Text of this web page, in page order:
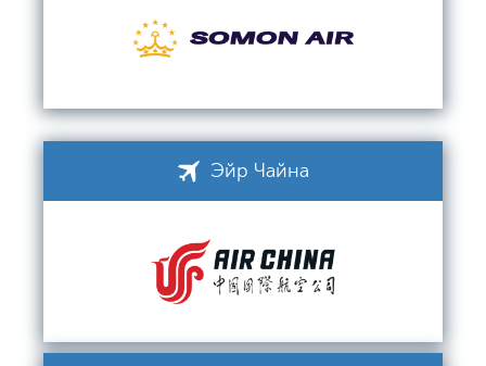
Эйр Чайна